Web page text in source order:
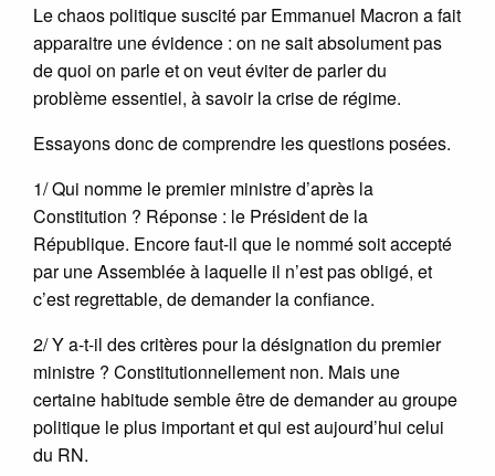
Le chaos politique suscité par Emmanuel Macron a fait
apparaitre une évidence : on ne sait absolument pas
de quoi on parle et on veut éviter de parler du
problème essentiel, à savoir la crise de régime.
Essayons donc de comprendre les questions posées.
1/ Qui nomme le premier ministre d’après la
Constitution ? Réponse : le Président de la
République. Encore faut-il que le nommé soit accepté
par une Assemblée à laquelle il n’est pas obligé, et
c’est regrettable, de demander la confiance.
2/ Y a-t-il des critères pour la désignation du premier
ministre ? Constitutionnellement non. Mais une
certaine habitude semble être de demander au groupe
politique le plus important et qui est aujourd’hui celui
du RN.